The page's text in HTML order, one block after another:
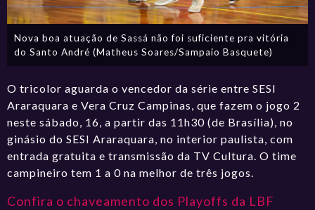
Nova boa atuação de Sassá não foi suficiente pra vitória
do Santo André (Matheus Soares/Sampaio Basquete)
O tricolor aguarda o vencedor da série entre SESI
Araraquara e Vera Cruz Campinas, que fazem o jogo 2
neste sábado, 16, a partir das 11h30 (de Brasília), no
ginásio do SESI Araraquara, no interior paulista, com
entrada gratuita e transmissão da TV Cultura. O time
campineiro tem 1 a 0 na melhor de três jogos.
Confira o chaveamento dos Playoffs da LBF